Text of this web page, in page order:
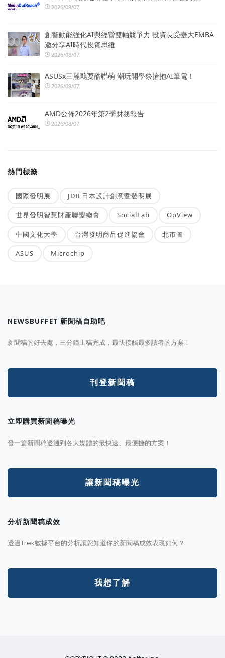
2026/08/07
創智動能強化AI與經營雙軸競爭力 投資長受臺大EMBA
邀分享AI時代投資思維
2026/08/07
ASUSx三麗鷗耍酷聯萌 潮玩開學祭搶抱AI筆電！
2026/08/07
AMD公佈2026年第2季財務報告
2026/08/07
熱門標籤
國際發明展 JDIE日本設計創意暨發明展
世界發明智慧財產聯盟總會 SocialLab OpView
中國文化大學 台灣發明商品促進協會 北市圖
ASUS Microchip
NEWSBUFFET 新聞稿自助吧
新聞稿的好去處，三分鐘上稿完成，最快接觸最多讀者的方案！
刊登新聞稿
立即購買新聞稿曝光
發一篇新聞稿透通到各大媒體的最快速、最便捷的方案！
讓新聞稿曝光
分析新聞稿成效
透過Trek數據平台的分析讓您知道你的新聞稿成效表現如何？
我想了解